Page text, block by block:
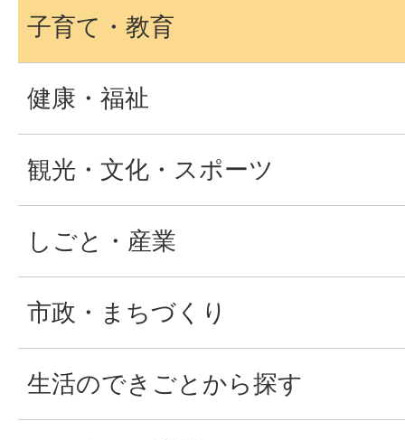
子育て・教育
健康・福祉
観光・文化・スポーツ
しごと・産業
市政・まちづくり
生活のできごとから探す